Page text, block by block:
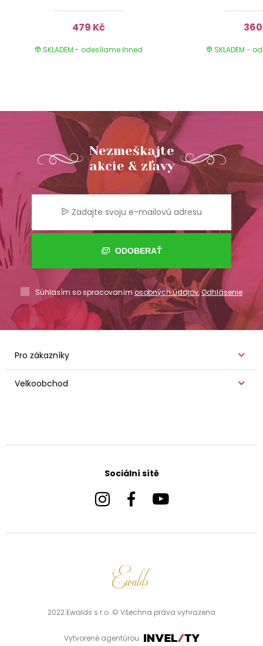
479 Kč
SKLADEM - odesílame ihned SKLADEM -
Nezmeškajte
akcie & zľavy
ODOBERAŤ
Súhlasím so spracovaním osobných údajov,Odhlásenie
Pro zákazníky
Velkoobchod
Sociální sítě
2022 Ewalds s.r.o. © Všechna práva vyhrazena
Vytvorené agentúrou